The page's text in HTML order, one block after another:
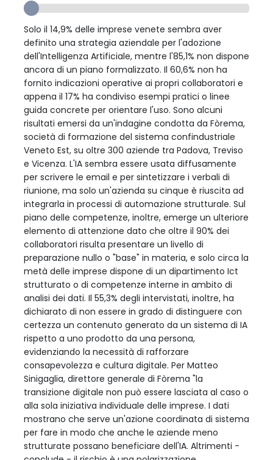
Solo il 14,9% delle imprese venete sembra aver
definito una strategia aziendale per l'adozione
dell'Intelligenza Artificiale, mentre l'85,1% non dispone
ancora di un piano formalizzato. Il 60,6% non ha
fornito indicazioni operative ai propri collaboratori e
appena il 17% ha condiviso esempi pratici o linee
guida concrete per orientare l'uso. Sono alcuni
risultati emersi da un'indagine condotta da Fòrema,
società di formazione del sistema confindustriale
Veneto Est, su oltre 300 aziende tra Padova, Treviso
e Vicenza. L'IA sembra essere usata diffusamente
per scrivere le email e per sintetizzare i verbali di
riunione, ma solo un'azienda su cinque è riuscita ad
integrarla in processi di automazione strutturale. Sul
piano delle competenze, inoltre, emerge un ulteriore
elemento di attenzione dato che oltre il 90% dei
collaboratori risulta presentare un livello di
preparazione nullo o "base" in materia, e solo circa la
metà delle imprese dispone di un dipartimento Ict
strutturato o di competenze interne in ambito di
analisi dei dati. Il 55,3% degli intervistati, inoltre, ha
dichiarato di non essere in grado di distinguere con
certezza un contenuto generato da un sistema di IA
rispetto a uno prodotto da una persona,
evidenziando la necessità di rafforzare
consapevolezza e cultura digitale. Per Matteo
Sinigaglia, direttore generale di Fòrema "la
transizione digitale non può essere lasciata al caso o
alla sola iniziativa individuale delle imprese. I dati
mostrano che serve un'azione coordinata di sistema
per fare in modo che anche le aziende meno
strutturate possano beneficiare dell'IA. Altrimenti -